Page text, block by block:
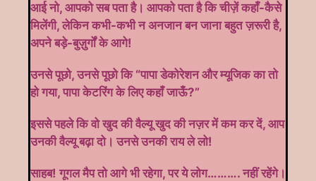
आई नो, आपको सब पता है। आपको पता है कि चीज़ें कहाँ-कैसे
मिलेंगी, लेकिन कभी-कभी न अनजान बन जाना बहुत ज़रूरी है,
अपने बड़े-बुज़ुर्गों के आगे!
उनसे पूछो, उनसे पूछो कि “पापा डेकोरेशन और म्यूजिक का तो
हो गया, पापा केटरिंग के लिए कहाँ जाऊँ?”
इससे पहले कि वो खुद की वैल्यू खुद की नज़र में कम कर दें, आप
उनकी वैल्यू बढ़ा दो। उनसे उनकी राय ले लो!
साहब! गूगल मैप तो आगे भी रहेगा, पर ये लोग………. नहीं रहेंगे।